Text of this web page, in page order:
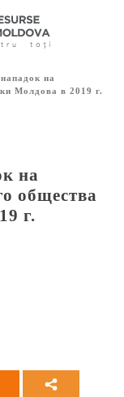
на
Молдова в 2019 г.
на
общества
г.